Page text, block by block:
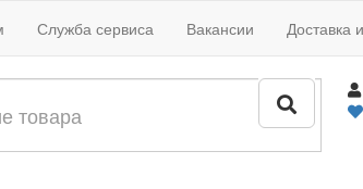
Служба сервиса Вакансии Доставка